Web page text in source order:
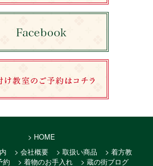
> HOME
> 会社概要 > 取扱い商品
> 着方教
約 > 着物のお手入れ > 蔵の街ブログ